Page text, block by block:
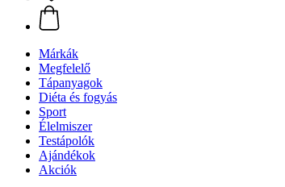
Márkák
Megfelelő
Tápanyagok
Diéta és fogyás
Sport
Élelmiszer
Testápolók
Ajándékok
Akciók